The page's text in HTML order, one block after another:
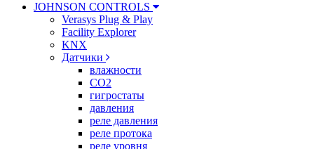
JOHNSON CONTROLS
Verasys Plug & Play
Facility Explorer
KNX
Датчики
влажности
CO2
гигростаты
давления
реле давления
реле протока
реле уровня